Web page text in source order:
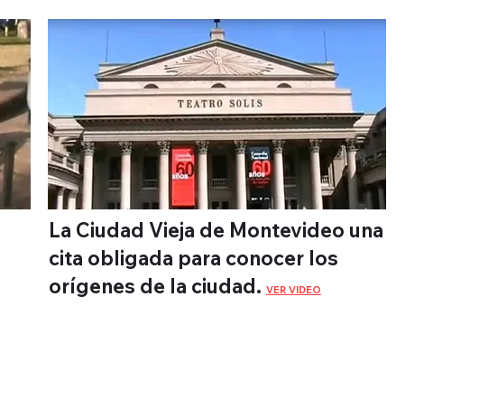
La Ciudad Vieja de Montevideo una
cita obligada para conocer los
orígenes de la ciudad. VER VIDEO